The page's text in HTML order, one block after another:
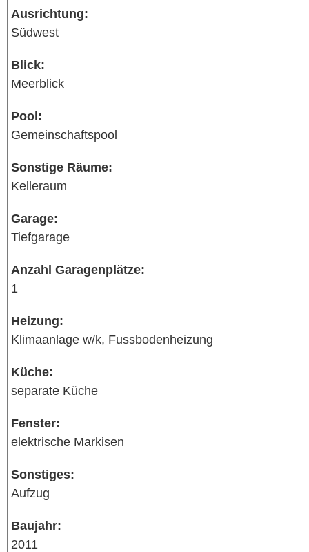
Ausrichtung:
Südwest
Blick:
Meerblick
Pool:
Gemeinschaftspool
Sonstige Räume:
Kelleraum
Garage:
Tiefgarage
Anzahl Garagenplätze:
1
Heizung:
Klimaanlage w/k, Fussbodenheizung
Küche:
separate Küche
Fenster:
elektrische Markisen
Sonstiges:
Aufzug
Baujahr:
2011